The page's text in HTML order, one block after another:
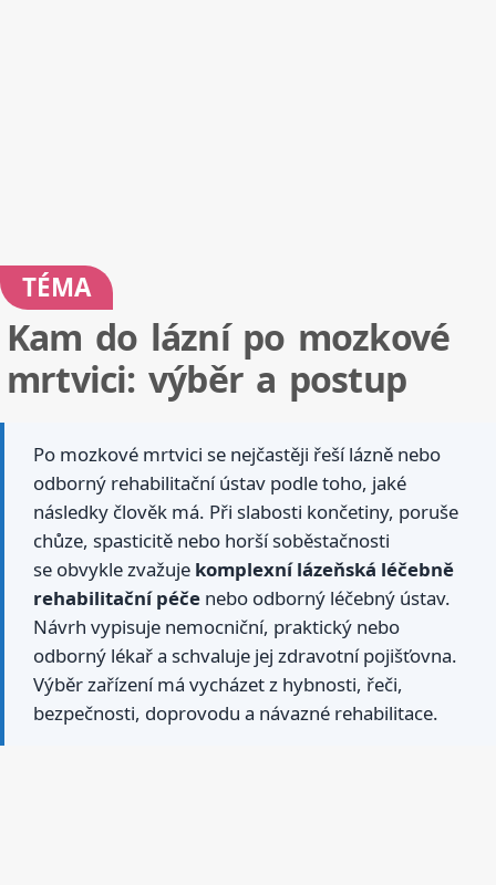
TÉMA
Kam do lázní po mozkové
mrtvici: výběr a postup
Po mozkové mrtvici se nejčastěji řeší lázně nebo
odborný rehabilitační ústav podle toho, jaké
následky člověk má. Při slabosti končetiny, poruše
chůze, spasticitě nebo horší soběstačnosti
se obvykle zvažuje komplexní lázeňská léčebně
rehabilitační péče nebo odborný léčebný ústav.
Návrh vypisuje nemocniční, praktický nebo
odborný lékař a schvaluje jej zdravotní pojišťovna.
Výběr zařízení má vycházet z hybnosti, řeči,
bezpečnosti, doprovodu a návazné rehabilitace.